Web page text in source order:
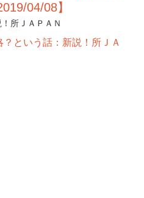
04/08】
！所ＪＡＰＡＮ